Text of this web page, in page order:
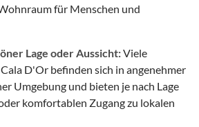
für Menschen und
Lage oder Aussicht:Viele
D'Or befinden sich in angenehmer
Umgebung und bieten je nach Lage
komfortablen Zugang zu lokalen